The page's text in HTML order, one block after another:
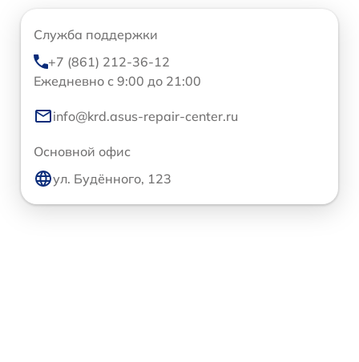
Служба поддержки
+7 (861) 212-36-12
Ежедневно с 9:00 до 21:00
info@krd.asus-repair-center.ru
Основной офис
ул. Будённого, 123